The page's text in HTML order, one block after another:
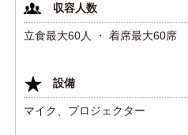
収容人数
立食最大60人 ・ 着席最大60席
設備
マイク、プロジェクター